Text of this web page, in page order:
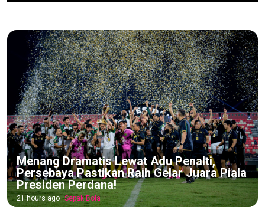
Menang Dramatis Lewat Adu Penalti,
Persebaya Pastikan Raih Gelar Juara Piala
Presiden Perdana!
21 hours ago Sepak Bola